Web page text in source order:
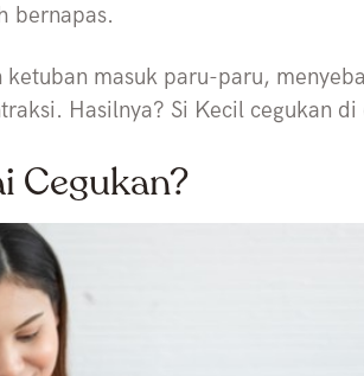
bernapas.
masuk paru-paru,
Hasilnya? Si Kecil cegukan
Cegukan?